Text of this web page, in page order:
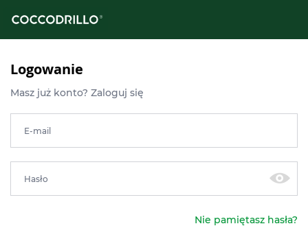
Logowanie
Masz już konto? Zaloguj się
E-mail
Hasło
Nie pamiętasz hasła?